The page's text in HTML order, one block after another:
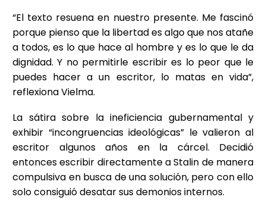
“El texto resuena en nuestro presente. Me fascinó
porque pienso que la libertad es algo que nos atañe
a todos, es lo que hace al hombre y es lo que le da
dignidad. Y no permitirle escribir es lo peor que le
puedes hacer a un escritor, lo matas en vida”,
reflexiona Vielma.
La sátira sobre la ineficiencia gubernamental y
exhibir “incongruencias ideológicas” le valieron al
escritor algunos años en la cárcel. Decidió
entonces escribir directamente a Stalin de manera
compulsiva en busca de una solución, pero con ello
solo consiguió desatar sus demonios internos.